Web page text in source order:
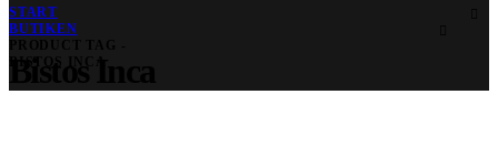
START
BUTIKEN